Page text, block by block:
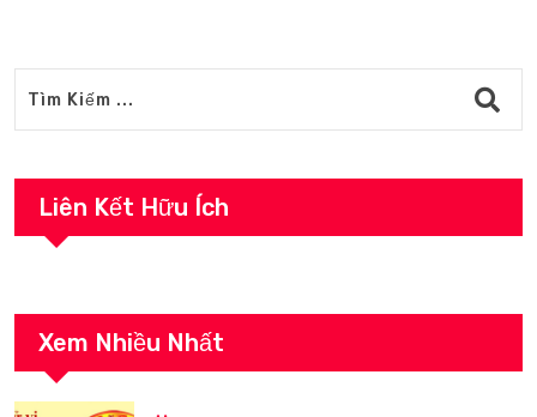
Liên Kết Hữu Ích
Xem Nhiều Nhất